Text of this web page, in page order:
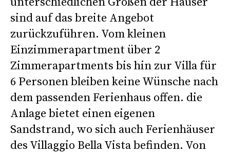
sind auf das breite Angebot
zurückzuführen. Vom kleinen
Einzimmerapartment über 2
Zimmerapartments bis hin zur Villa für
6 Personen bleiben keine Wünsche nach
dem passenden Ferienhaus offen. die
Anlage bietet einen eigenen
Sandstrand, wo sich auch Ferienhäuser
des Villaggio Bella Vista befinden. Von